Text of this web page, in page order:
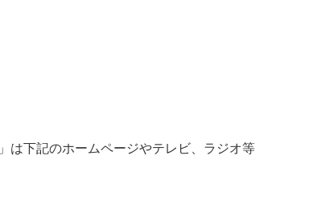
下記のホームページやテレビ、ラジオ等